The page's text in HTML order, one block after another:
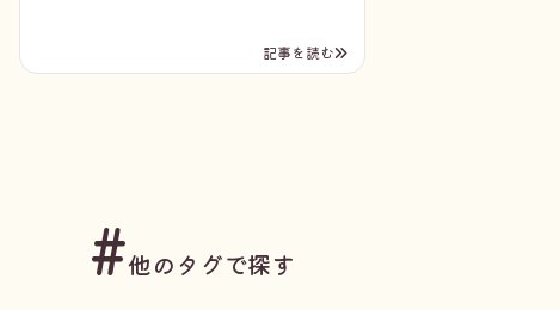
記事を読む
#他のタグで探す